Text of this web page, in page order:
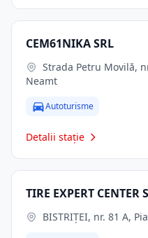
CEM61NIKA SRL
Neamt
Autoturisme
Detalii stație
TIRE EXPERT CENTER
BISTRIŢEI, nr. 81 A,